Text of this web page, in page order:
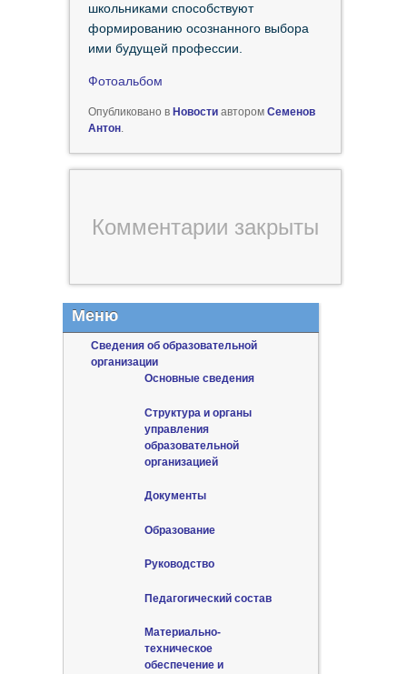
школьниками способствуют
формированию осознанного выбора
ими будущей профессии.
Фотоальбом
Опубликовано в Новостиавтором Семенов
Антон.
Комментарии закрыты
Меню
Сведения об образовательной
организации
Основные сведения
Структура и органы
управления
образовательной
организацией
Документы
Образование
Руководство
Педагогический состав
Материально-
техническое
обеспечение и